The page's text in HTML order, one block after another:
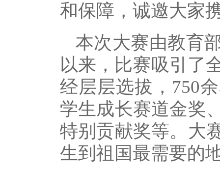
和保障，诚邀大家
本次大赛由教育
以来，比赛吸引了
经层层选拔，750
学生成长赛道金奖
特别贡献奖等。大
生到祖国最需要的